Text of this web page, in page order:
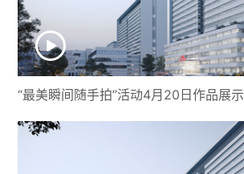
“最美瞬间随手拍”活动4月20日作品展示